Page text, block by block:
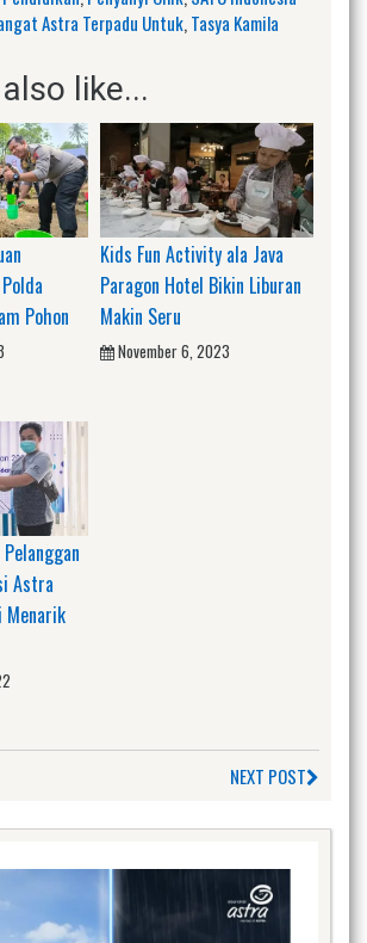
Astra Terpadu Untuk,Tasya Kamila
like...
Pohon
Kids Fun Activity ala Java
Paragon Hotel Bikin Liburan
Makin Seru
November 6, 2023
Astra
Menarik
NEXT POST